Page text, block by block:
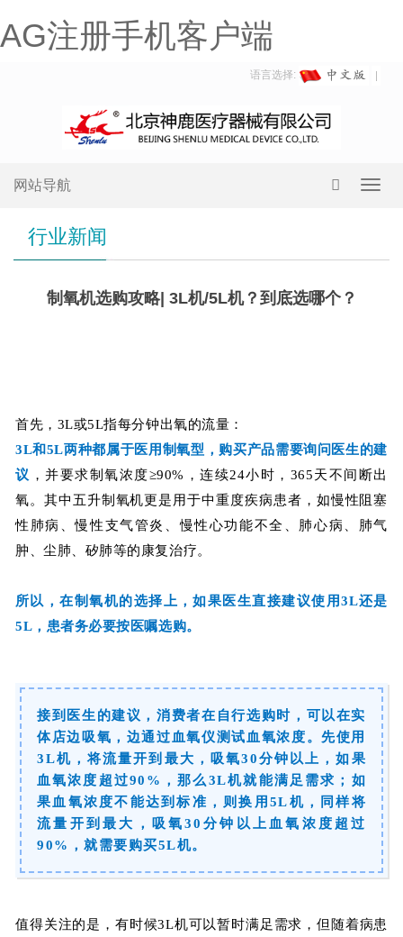
AG注册手机客户端
语言选择:
网站导航
行业新闻
制氧机选购攻略| 3L机/5L机？到底选哪个？
首先，3L或5L指每分钟出氧的流量：
3L和5L两种都属于医用制氧型，购买产品需要询问医生的建
议 ，并要求制氧浓度≥90%，连续24小时，365天不间断出
氧。其中五升制氧机更是用于中重度疾病患者， 如慢性阻塞
性肺病、慢性支气管炎、慢性心功能不全、肺心病、肺气
肿、尘肺、矽肺等的康复治疗。
所以，在制氧机的选择上，如果医生直接建议使用3L还是
5L，患者务必要按医嘱选购。
接到医生的建议，消费者在自行选购时，可以在实
体店边吸氧，边通过血氧仪测试血氧浓度。先使用
3L机，将流量开到最大，吸氧30分钟以上，如果
血氧浓度超过90%，那么3L机就能满足需求；如
果血氧浓度不能达到标准，则换用5L机，同样将
流量开到最大，吸氧30分钟以上血氧浓度超过
90%，就需要购买5L机。
值得关注的是，有时候3L机可以暂时满足需求，但随着病患